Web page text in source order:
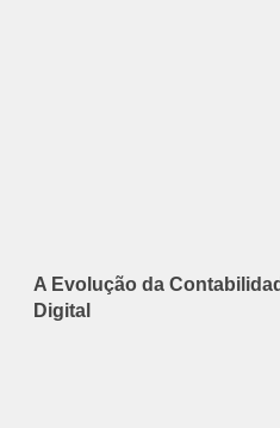
A Evolução da
Digital